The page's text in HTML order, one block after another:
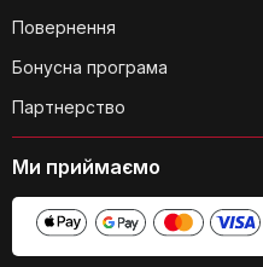
Чи є
візку?
Повернення
Бонусна програма
Партнерство
Ми приймаємо